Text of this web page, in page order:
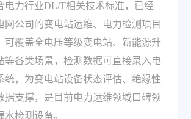
电力行业DL/T相关技术标准，已经
网公司的变电站运维、电力检测项目
可覆盖全电压等级变电站、新能源升
等各类场景，检测数据可直接录入电
统，为变电站设备状态评估、绝缘性
据支撑，是目前电力运维领域口碑领
检测设备。